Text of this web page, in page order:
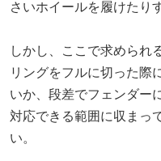
さいホイールを履けたり
しかし、ここで求められ
リングをフルに切った際
いか、段差でフェンダー
対応できる範囲に収まっ
い。